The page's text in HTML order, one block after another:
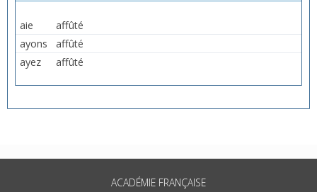
aie
affûté
ayons
affûté
ayez
affûté
ACADÉMIE FRANÇAISE